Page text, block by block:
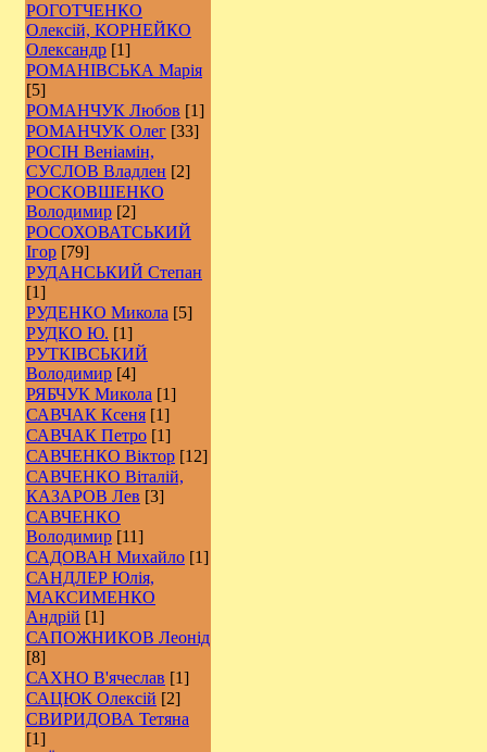
РОГОТЧЕНКО
Олексій, КОРНЕЙКО
Олександр [1]
РОМАНІВСЬКА Марія
[5]
РОМАНЧУК Любов [1]
РОМАНЧУК Олег [33]
РОСІН Веніамін,
СУСЛОВ Владлен [2]
РОCКОВШЕНКО
Володимир [2]
РОСОХОВАТСЬКИЙ
Ігор [79]
РУДАНСЬКИЙ Степан
[1]
РУДЕНКО Микола [5]
РУДКО Ю. [1]
РУТКІВСЬКИЙ
Володимир [4]
РЯБЧУК Микола [1]
САВЧАК Ксеня [1]
САВЧАК Петро [1]
САВЧЕНКО Віктор [12]
САВЧЕНКО Віталій,
КАЗАРОВ Лев [3]
САВЧЕНКО
Володимир [11]
САДОВАН Михайло [1]
САНДЛЕР Юлія,
МАКСИМЕНКО
Андрій [1]
САПОЖНИКОВ Леонід
[8]
САХНО В'ячеслав [1]
САЦЮК Олексій [2]
СВИРИДОВА Тетяна
[1]